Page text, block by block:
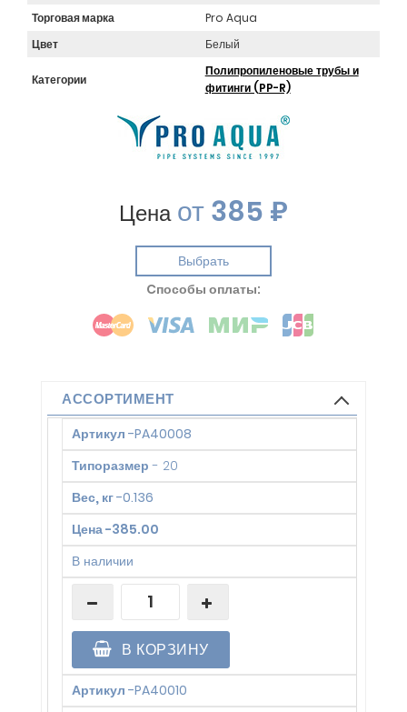
Торговая марка
Pro Aqua
Цвет
Белый
Категории
Полипропиленовые трубы и
фитинги (PP-R)
Ценаот385 ₽
Выбрать
Cпособы оплаты:
АССОРТИМЕНТ
Артикул -PA40008
Типоразмер - 20
Вес, кг-0.136
Цена-385.00
В наличии
В КОРЗИНУ
Артикул -PA40010